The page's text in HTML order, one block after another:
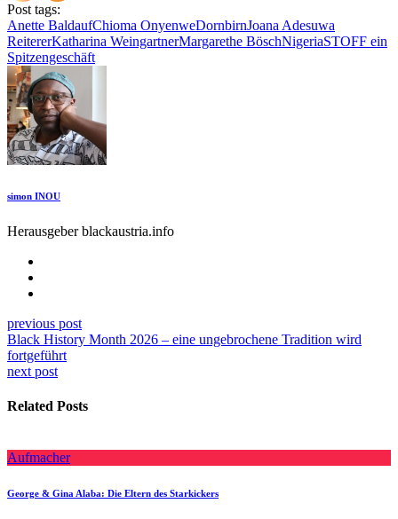
Post tags:
Anette BaldaufChioma OnyenweDornbirnJoana Adesuwa
ReitererKatharina WeingartnerMargarethe BöschNigeriaSTOFF ein
Spitzengeschäft
simon INOU
Herausgeber blackaustria.info
previous post
Black History Month 2026 – eine ungebrochene Tradition wird
fortgeführt
next post
Related Posts
Aufmacher
George & Gina Alaba: Die Eltern des Starkickers